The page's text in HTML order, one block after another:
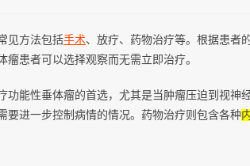
见方法包括手术、放疗、药物治疗等。根据患者
瘤患者可以选择观察而无需立即治疗。
功能性垂体瘤的首选，尤其是当肿瘤压迫到视神
要进一步控制病情的情况。药物治疗则包含各种